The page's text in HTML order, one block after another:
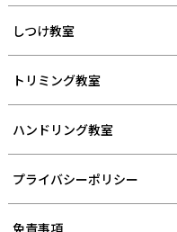
しつけ教室
トリミング教室
ハンドリング教室
プライバシーポリシー
免責事項